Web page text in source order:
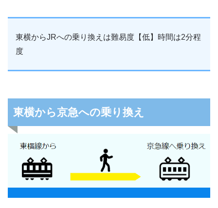
東横からJRへの乗り換えは難易度【低】時間は2分程
度
東横から京急への乗り換え